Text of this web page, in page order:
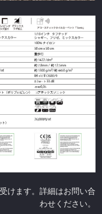
けます。詳細はお問い合
わせください。